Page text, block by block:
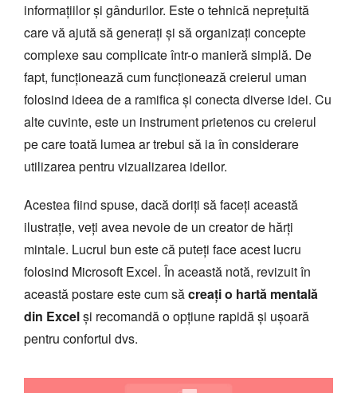
informațiilor și gândurilor. Este o tehnică neprețuită
care vă ajută să generați și să organizați concepte
complexe sau complicate într-o manieră simplă. De
fapt, funcționează cum funcționează creierul uman
folosind ideea de a ramifica și conecta diverse idei. Cu
alte cuvinte, este un instrument prietenos cu creierul
pe care toată lumea ar trebui să ia în considerare
utilizarea pentru vizualizarea ideilor.
Acestea fiind spuse, dacă doriți să faceți această
ilustrație, veți avea nevoie de un creator de hărți
mintale. Lucrul bun este că puteți face acest lucru
folosind Microsoft Excel. În această notă, revizuit în
această postare este cum săcreați o hartă mentală
din Excelși recomandă o opțiune rapidă și ușoară
pentru confortul dvs.